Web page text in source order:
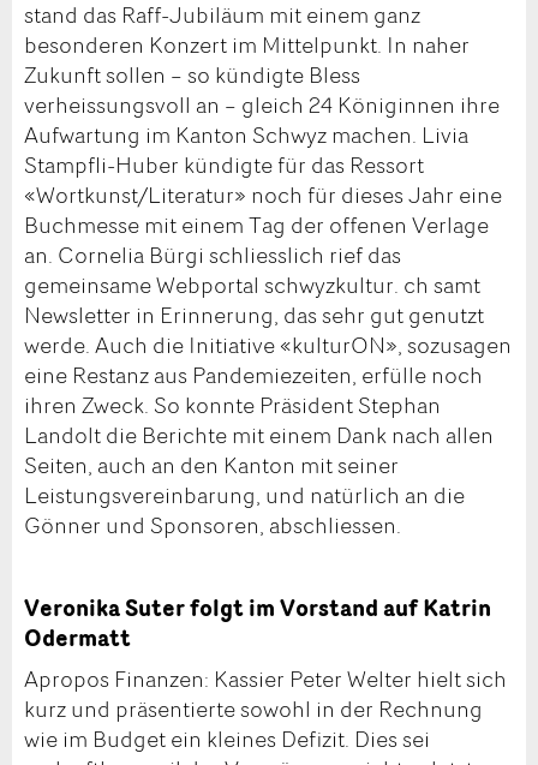
stand das Raff-Jubiläum mit einem ganz
besonderen Konzert im Mittelpunkt. In naher
Zukunft sollen – so kündigte Bless
verheissungsvoll an – gleich 24 Königinnen ihre
Aufwartung im Kanton Schwyz machen. Livia
Stampfli-Huber kündigte für das Ressort
«Wortkunst/Literatur» noch für dieses Jahr eine
Buchmesse mit einem Tag der offenen Verlage
an. Cornelia Bürgi schliesslich rief das
gemeinsame Webportal schwyzkultur. ch samt
Newsletter in Erinnerung, das sehr gut genutzt
werde. Auch die Initiative «kulturON», sozusagen
eine Restanz aus Pandemiezeiten, erfülle noch
ihren Zweck. So konnte Präsident Stephan
Landolt die Berichte mit einem Dank nach allen
Seiten, auch an den Kanton mit seiner
Leistungsvereinbarung, und natürlich an die
Gönner und Sponsoren, abschliessen.
Veronika Suter folgt im Vorstand auf Katrin
Odermatt
Apropos Finanzen: Kassier Peter Welter hielt sich
kurz und präsentierte sowohl in der Rechnung
wie im Budget ein kleines Defizit. Dies sei